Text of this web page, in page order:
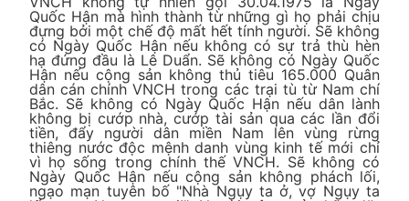
Quốc Hận mà hình thành từ những gì họ phải chịu
đựng bởi một chế độ mất hết tính người. Sẽ không
có Ngày Quốc Hận nếu không có sự trả thù hèn
hạ đứng đầu là Lê Duẩn. Sẽ không có Ngày Quốc
Hận nếu cộng sản không thủ tiêu 165.000 Quân
dân cán chính VNCH trong các trại tù từ Nam chí
Bắc. Sẽ không có Ngày Quốc Hận nếu dân lành
không bị cướp nhà, cướp tài sản qua các lần đổi
tiền, đẩy người dân miền Nam lên vùng rừng
thiêng nước độc mệnh danh vùng kinh tế mới chỉ
vì họ sống trong chính thế VNCH. Sẽ không có
Ngày Quốc Hận nếu cộng sản không phách lối,
ngạo mạn tuyên bố "Nhà Ngụy ta ở, vợ Ngụy ta